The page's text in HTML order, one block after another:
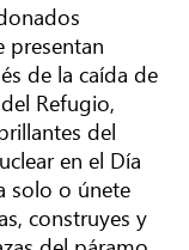
presentan
de la caída de
Refugio,
del
en el Día
solo o únete
construyes y